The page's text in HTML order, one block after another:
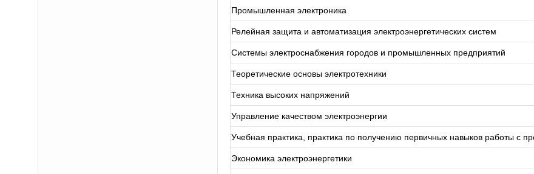
Промышленная электроника
Релейная защита и автоматизация электроэнергетических систем
Системы электроснабжения городов и промышленных предприятий
Теоретические основы электротехники
Техника высоких напряжений
Управление качеством электроэнергии
Учебная практика, практика по получению первичных навыков работы с
Экономика электроэнергетики